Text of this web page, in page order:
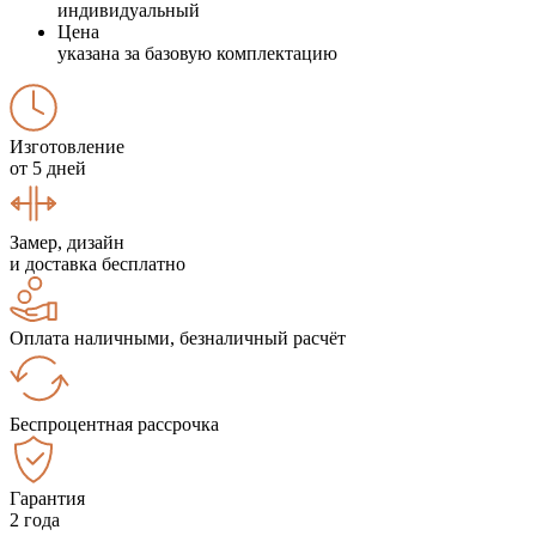
индивидуальный
Цена
указана за базовую комплектацию
Изготовление
от 5 дней
Замер, дизайн
и доставка бесплатно
Оплата наличными, безналичный расчёт
Беспроцентная рассрочка
Гарантия
2 года